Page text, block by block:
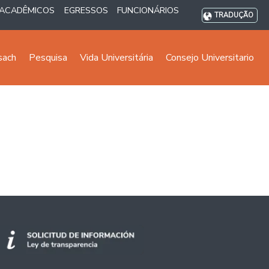
EGRESSOS FUNCIONÁRIOS TRADUÇÃO
Pesquisa Vida Universitária Consejo Universitario